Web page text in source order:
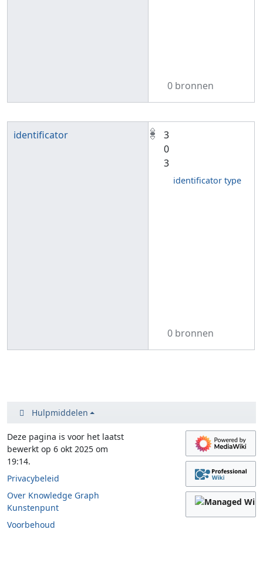
0 bronnen
identificator
3
0
3
identificator type
0 bronnen
Hulpmiddelen
Deze pagina is voor het laatst
bewerkt op 6 okt 2025 om
19:14.
Privacybeleid
Over Knowledge Graph
Kunstenpunt
Voorbehoud